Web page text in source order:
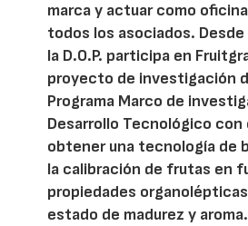
marca y actuar como
todos los asociados.
la D.O.P. participa en
proyecto de investigación
Programa Marco de
Desarrollo Tecnológico con
obtener una tecnología de
la calibración de frutas en
propiedades
estado de madurez y aroma.